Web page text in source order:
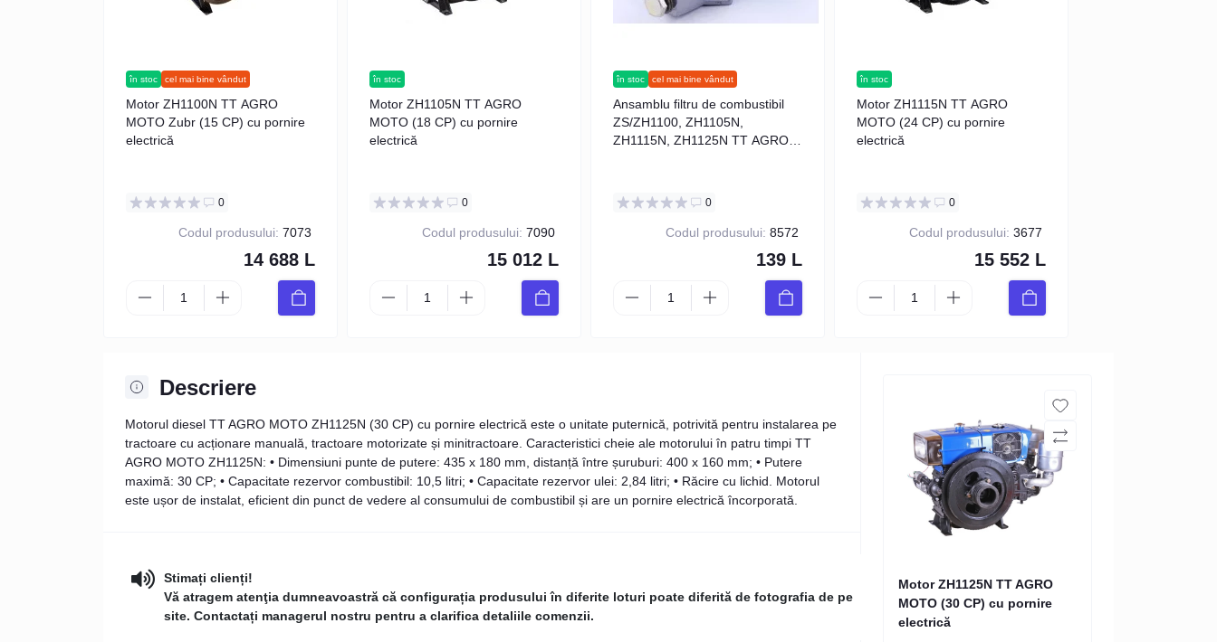
în stoc cel mai bine vândut
Motor ZH1100N TT AGRO
MOTO Zubr (15 CP) cu pornire
electrică
0
Codul produsului: 7073
14 688 L
în stoc
Motor ZH1105N TT AGRO
MOTO (18 CP) cu pornire
electrică
0
Codul produsului: 7090
15 012 L
în stoc cel mai bine vândut
Ansamblu filtru de combustibil
ZS/ZH1100, ZH1105N,
ZH1115N, ZH1125N TT AGRO
0
Codul produsului: 8572
139 L
în stoc
Motor ZH1115N TT AGRO
MOTO (24 CP) cu pornire
electrică
0
Codul produsului: 3677
15 552 L
Descriere
Motorul diesel TT AGRO MOTO ZH1125N (30 CP) cu pornire electrică este o unitate puternică, potrivită pentru instalarea pe
tractoare cu acționare manuală, tractoare motorizate și minitractoare. Caracteristici cheie ale motorului în patru timpi TT
AGRO MOTO ZH1125N: • Dimensiuni punte de putere: 435 x 180 mm, distanță între șuruburi: 400 x 160 mm; • Putere
maximă: 30 CP; • Capacitate rezervor combustibil: 10,5 litri; • Capacitate rezervor ulei: 2,84 litri; • Răcire cu lichid. Motorul
este ușor de instalat, eficient din punct de vedere al consumului de combustibil și are un pornire electrică încorporată.
Stimați clienți!
Vă atragem atenţia dumneavoastră că configurația produsului în diferite loturi poate diferită de fotografia de pe
site. Contactați managerul nostru pentru a clarifica detaliile comenzii.
Motor ZH1125N TT AGRO
MOTO (30 CP) cu pornire
electrică